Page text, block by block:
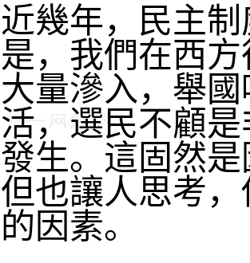
年，民主制
，我們在西
量滲入，舉
，選民不顧
生。這固然
也讓人思考
因素。